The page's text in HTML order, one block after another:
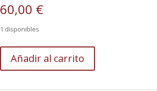
60,00 €
1 disponibles
Portacables
Longitud
Añadir al carrito